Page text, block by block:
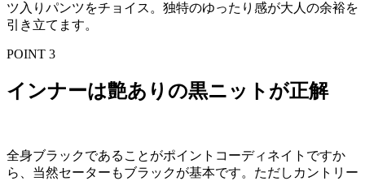
ツ入りパンツをチョイス。独特のゆったり感が大人の余裕を
引き立てます。
POINT 3
インナーは艶ありの黒ニットが正解
全身ブラックであることがポイントコーディネイトですか
ら、当然セーターもブラックが基本です。ただしカントリー